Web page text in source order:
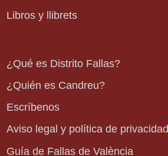
Libros y llibrets
¿Qué es Distrito Fallas?
¿Quién es Candreu?
Escríbenos
Aviso legal y política de privacidad
Guía de Fallas de València